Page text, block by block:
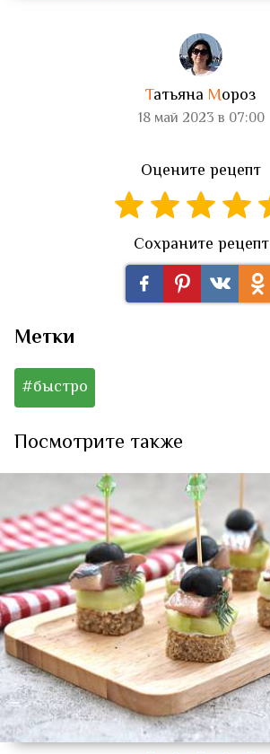
Татьяна Мороз
18 май 2023 в 07:00
Оцените рецепт
Сохраните рецепт
Метки
#быстро
Посмотрите также